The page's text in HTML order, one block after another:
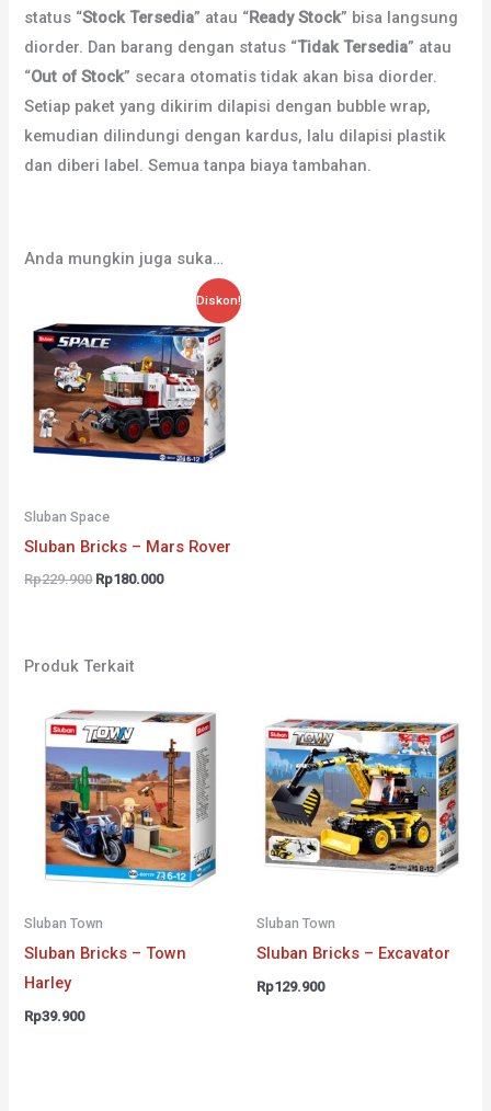
status “Stock Tersedia” atau “Ready Stock” bisa langsung
diorder. Dan barang dengan status “Tidak Tersedia” atau
“Out of Stock” secara otomatis tidak akan bisa diorder.
Setiap paket yang dikirim dilapisi dengan bubble wrap,
kemudian dilindungi dengan kardus, lalu dilapisi plastik
dan diberi label. Semua tanpa biaya tambahan.
Anda mungkin juga suka…
Diskon!
Sluban Space
Sluban Bricks – Mars Rover
Rp229.900 Harga
Rp180.000Harga
Produk Terkait
Sluban Town
Sluban Bricks – Town
Harley
Rp39.900
Sluban Town
Sluban Bricks – Excavator
Rp129.900